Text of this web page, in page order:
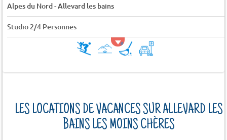
Alpes du Nord-Allevard les bains
Studio 2/4 Personnes
LES LOCATIONS DE VACANCES SUR ALLEVARD LES
BAINS LES MOINS CHÈRES